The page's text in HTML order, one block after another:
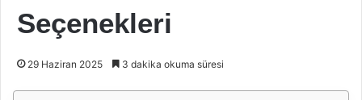
Seçenekleri
29 Haziran 2025 3 dakika okuma süresi